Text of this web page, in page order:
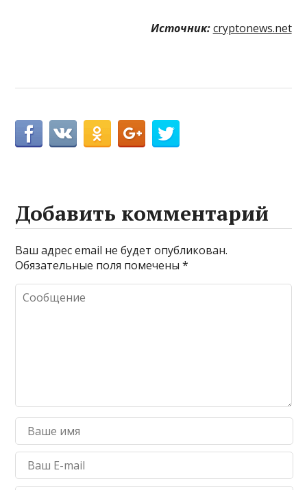
Источник: cryptonews.net
Добавить комментарий
Ваш адрес email не будет опубликован.
Обязательные поля помечены*